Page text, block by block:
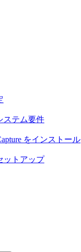
ステム要件
をインストール
ットアップ